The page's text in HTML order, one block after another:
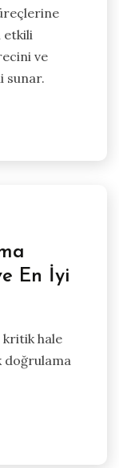
etkili
ve
sunar.
En İyi
kritik hale
doğrulama